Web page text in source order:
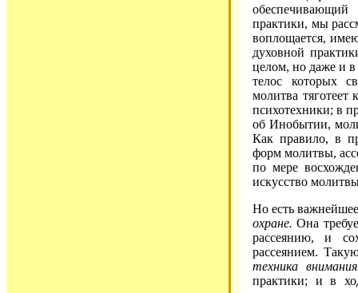
практики, мы
воплощается,
духовной
целом, но даже и в
телос которых
молитва
психотехники; в
об Инобытии,
Как правило, в
форм молитвы,
по мере
искусство
Но есть
охране. Она
рассеянию, и
рассеянием.
техника
практики; и в